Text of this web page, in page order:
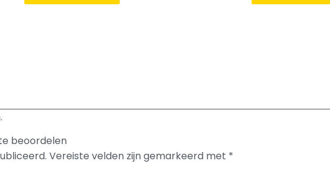
beoordelen
Vereiste velden zijn gemarkeerd met *